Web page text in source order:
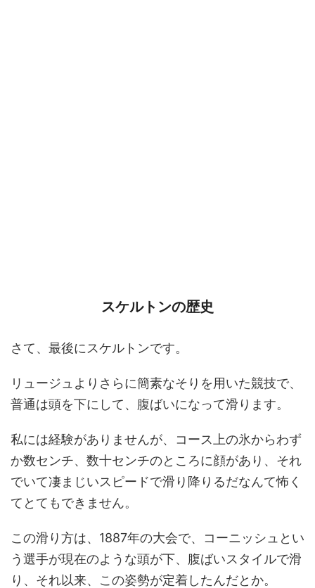
スケルトンの歴史
さて、最後にスケルトンです。
リュージュよりさらに簡素なそりを用いた競技で、
普通は頭を下にして、腹ばいになって滑ります。
私には経験がありませんが、コース上の氷からわず
か数センチ、数十センチのところに顔があり、それ
でいて凄まじいスピードで滑り降りるだなんて怖く
てとてもできません。
この滑り方は、1887年の大会で、コーニッシュとい
う選手が現在のような頭が下、腹ばいスタイルで滑
り、それ以来、この姿勢が定着したんだとか。